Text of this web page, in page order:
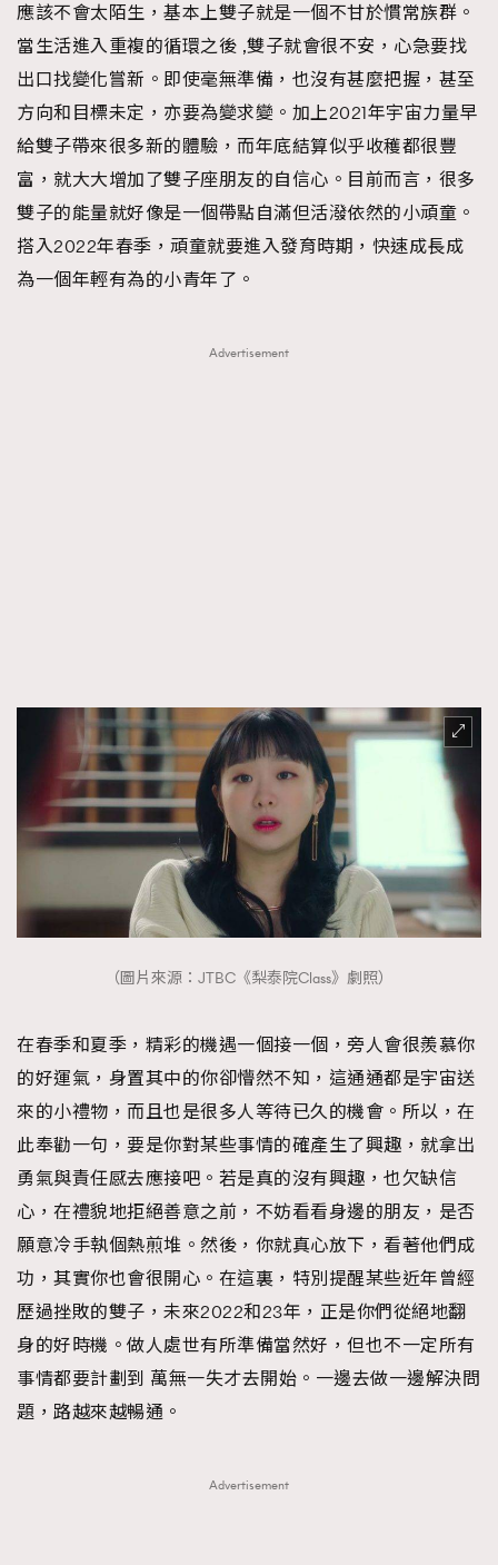
應該不會太陌生，基本上雙子就是一個不甘於慣常族群。
當生活進入重複的循環之後 ,雙子就會很不安，心急要找
出口找變化嘗新。即使毫無準備，也沒有甚麼把握，甚至
方向和目標未定，亦要為變求變。加上2021年宇宙力量早
給雙子帶來很多新的體驗，而年底結算似乎收穫都很豐
富，就大大增加了雙子座朋友的自信心。目前而言，很多
雙子的能量就好像是一個帶點自滿但活潑依然的小頑童。
搭入2022年春季，頑童就要進入發育時期，快速成長成
為一個年輕有為的小青年了。
Advertisement
（圖片來源：JTBC《梨泰院Class》劇照）
在春季和夏季，精彩的機遇一個接一個，旁人會很羨慕你
的好運氣，身置其中的你卻懵然不知，這通通都是宇宙送
來的小禮物，而且也是很多人等待已久的機會。所以，在
此奉勸一句，要是你對某些事情的確產生了興趣，就拿出
勇氣與責任感去應接吧。若是真的沒有興趣，也欠缺信
心，在禮貌地拒絕善意之前，不妨看看身邊的朋友，是否
願意冷手執個熱煎堆。然後，你就真心放下，看著他們成
功，其實你也會很開心。在這裏，特別提醒某些近年曾經
歷過挫敗的雙子，未來2022和23年，正是你們從絕地翻
身的好時機。做人處世有所準備當然好，但也不一定所有
事情都要計劃到 萬無一失才去開始。一邊去做一邊解決問
題，路越來越暢通。
Advertisement